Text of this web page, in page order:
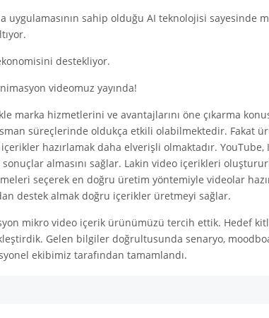
uygulamasının sahip olduğu AI teknolojisi sayesinde
destekliyor.
videomuz yayında!
hizmetlerini ve avantajlarını öne çıkarma
süreçlerinde oldukça etkili olabilmektedir. Fakat
hazırlamak daha elverişli olmaktadır.
almasını sağlar. Lakin video içerikleri
seçerek en doğru üretim yöntemiyle videolar
destek almak doğru içerikler üretmeyi sağlar.
mikro video içerik ürünümüzü tercih ettik. Hedef
Gelen bilgiler doğrultusunda senaryo,
ekibimiz tarafından tamamlandı.